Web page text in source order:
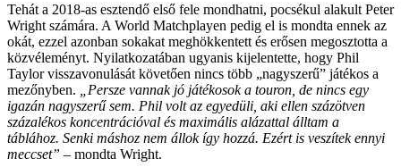
Tehát a 2018-as esztendő első fele mondhatni, pocsékul alakult Peter
Wright számára. A World Matchplayen pedig el is mondta ennek az
okát, ezzel azonban sokakat meghökkentett és erősen megosztotta a
közvéleményt. Nyilatkozatában ugyanis kijelentette, hogy Phil
Taylor visszavonulását követően nincs több „nagyszerű” játékos a
mezőnyben.
„Persze vannak jó játékosok a touron, de nincs egy
igazán nagyszerű sem. Phil volt az egyedüli, aki ellen százötven
százalékos koncentrációval és maximális alázattal álltam a
táblához. Senki máshoz nem állok így hozzá. Ezért is veszítek ennyi
meccset” – mondta Wright.